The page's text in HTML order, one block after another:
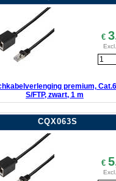
€
premium,
S/FTP, zwart, 1 m
CQX063S
€